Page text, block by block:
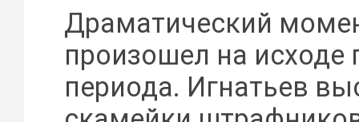
Драматический
произошел на исходе
периода. Игнатьев